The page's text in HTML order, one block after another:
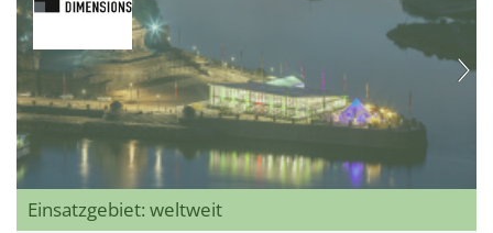
Einsatzgebiet: weltweit